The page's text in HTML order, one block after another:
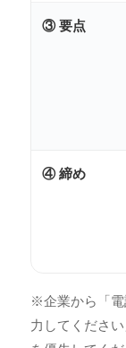
③ 要点
④ 締め
※企業から「電
力してくださ